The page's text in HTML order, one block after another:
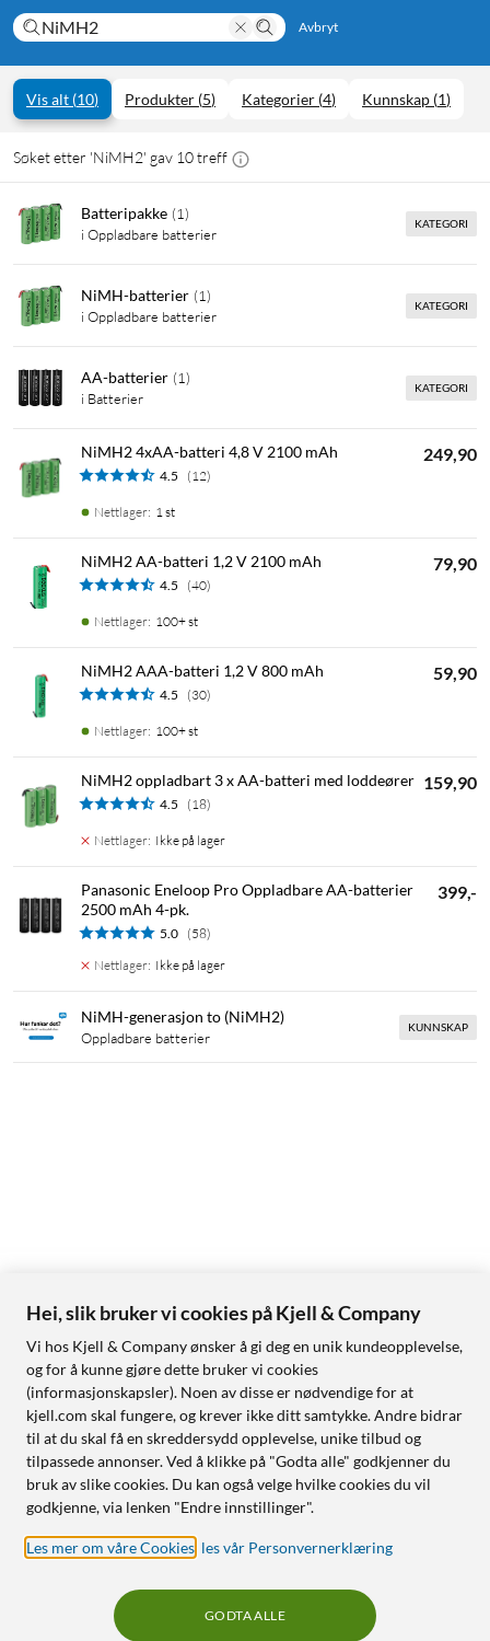
Avbryt
Vis alt (10) Produkter (5) Kategorier (4) Kunnskap (1)
Søket etter 'NiMH2' gav 10 treff
Batteripakke (1)
i Oppladbare batterier
KATEGORI
NiMH-batterier (1)
i Oppladbare batterier
KATEGORI
AA-batterier (1)
i Batterier
KATEGORI
NiMH2 4xAA-batteri 4,8 V 2100 mAh
4.5 (12)
249,90
Nettlager: 1 st
NiMH2 AA-batteri 1,2 V 2100 mAh
4.5 (40)
79,90
Nettlager: 100+ st
NiMH2 AAA-batteri 1,2 V 800 mAh
4.5 (30)
59,90
Nettlager: 100+ st
NiMH2 oppladbart 3 x AA-batteri med loddeører
4.5 (18)
159,90
Nettlager: Ikke på lager
Panasonic Eneloop Pro Oppladbare AA-batterier
2500 mAh 4-pk.
5.0 (58)
399,-
Nettlager: Ikke på lager
NiMH-generasjon to (NiMH2)
Oppladbare batterier
KUNNSKAP
Hei, slik bruker vi cookies på Kjell & Company
Vi hos Kjell & Company ønsker å gi deg en unik kundeopplevelse,
og for å kunne gjøre dette bruker vi cookies
(informasjonskapsler). Noen av disse er nødvendige for at
kjell.com skal fungere, og krever ikke ditt samtykke. Andre bidrar
til at du skal få en skreddersydd opplevelse, unike tilbud og
tilpassede annonser. Ved å klikke på "Godta alle" godkjenner du
bruk av slike cookies. Du kan også velge hvilke cookies du vil
godkjenne, via lenken "Endre innstillinger".
Les mer om våre Cookies les vår Personvernerklæring
GODTA ALLE